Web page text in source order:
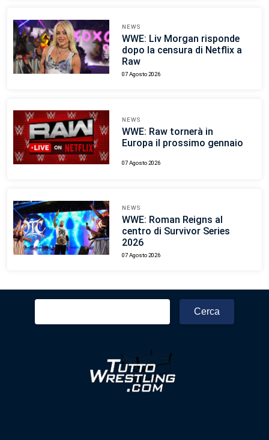
NEWS
WWE: Liv Morgan risponde
dopo la censura di Netflix a
Raw
07 Agosto 2026
NEWS
WWE: Raw tornerà in
Europa il prossimo gennaio
07 Agosto 2026
NEWS
WWE: Roman Reigns al
centro di Survivor Series
2026
07 Agosto 2026
Ricerca